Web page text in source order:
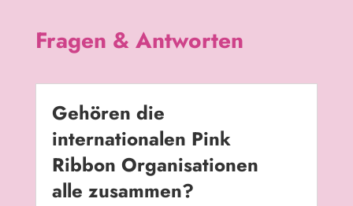
Fragen & Antworten
Gehören die
internationalen Pink
Ribbon Organisationen
alle zusammen?